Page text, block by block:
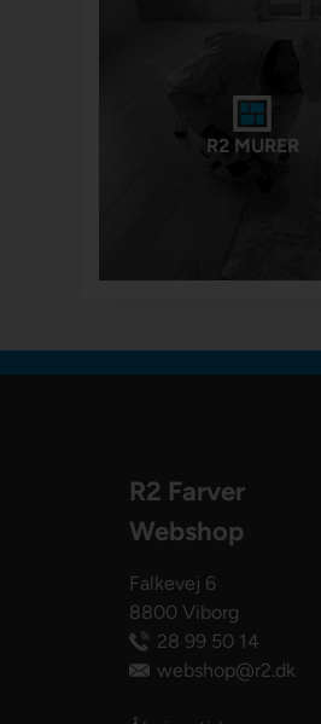
R2 MURER
R2 Farver
Webshop
Falkevej 6
8800 Viborg
28 99 50 14
webshop@r2.dk